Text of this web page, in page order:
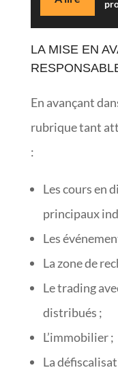
LA MISE EN
En avançant
rubrique tant
:
Les cours en
principaux
Les
La zone de
Le trading
distribués ;
L’immobilier ;
La